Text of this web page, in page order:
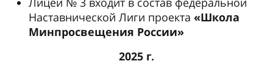
Наставнической Лиги проекта «Школа
Минпросвещения России»
2025 г.